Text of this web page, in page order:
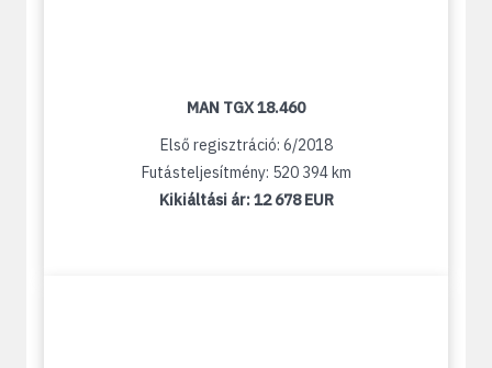
MAN TGX 18.460
Első regisztráció: 6/2018
Futásteljesítmény: 520 394 km
Kikiáltási ár:12 678 EUR